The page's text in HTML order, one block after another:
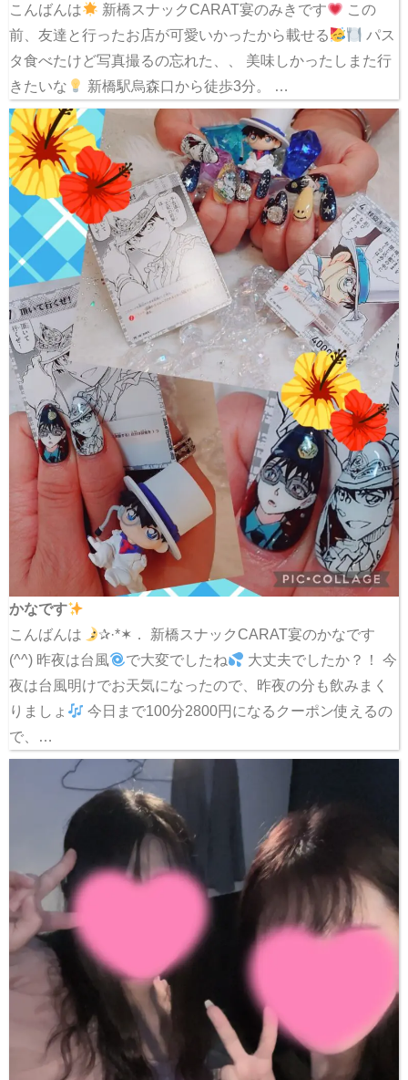
こんばんは
新橋スナックCARAT宴のみきです
この
前、友達と行ったお店が可愛いかったから載せる
パス
タ食べたけど写真撮るの忘れた、、 美味しかったしまた行
きたいな
新橋駅烏森口から徒歩3分。 …
かなです
こんばんは
✰·*✶． 新橋スナックCARAT宴のかなです
(^^) 昨夜は台風
で大変でしたね
大丈夫でしたか？！ 今
夜は台風明けでお天気になったので、昨夜の分も飲みまく
りましょ
今日まで100分2800円になるクーポン使えるの
で、…